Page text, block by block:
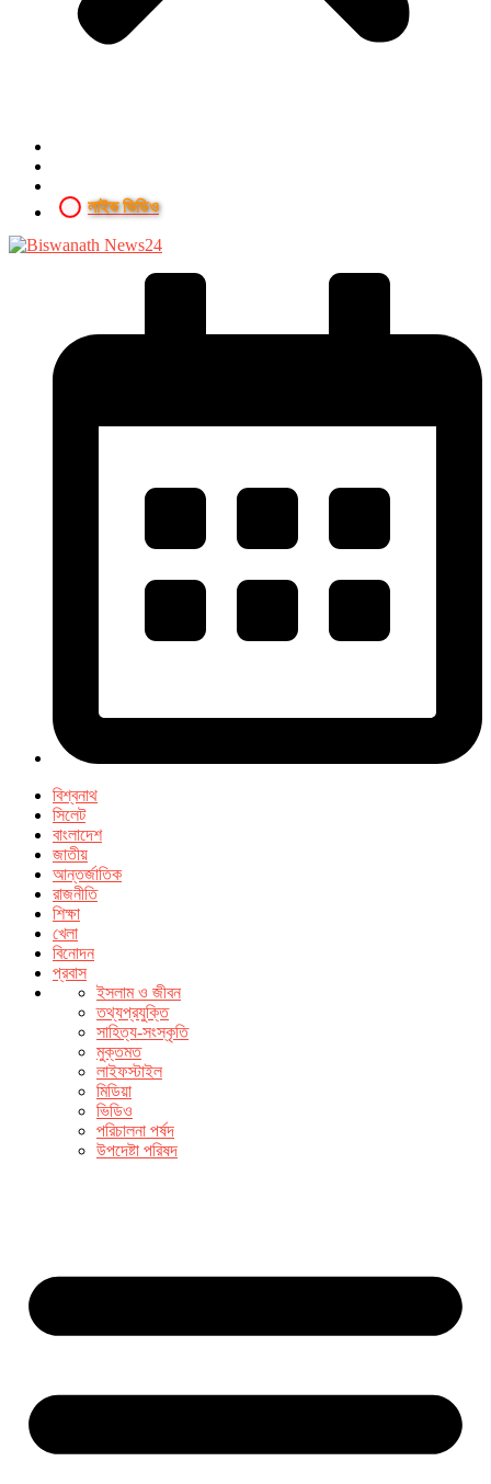
লাইভ ভিডিও
বিশ্বনাথ
সিলেট
বাংলাদেশ
জাতীয়
আন্তর্জাতিক
রাজনীতি
শিক্ষা
খেলা
বিনোদন
প্রবাস
ইসলাম ও জীবন
তথ্যপ্রযুক্তি
সাহিত্য-সংস্কৃতি
মুক্তমত
লাইফস্টাইল
মিডিয়া
ভিডিও
পরিচালনা পর্ষদ
উপদেষ্টা পরিষদ